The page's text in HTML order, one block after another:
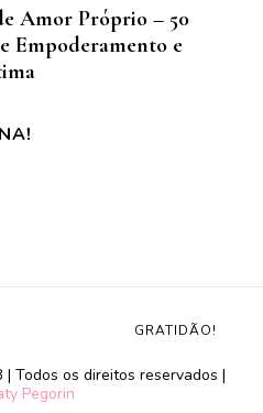
Amor Próprio – 50
Empoderamento e
Todos os direitos reservados |
Pegorin
GRATIDÃO!